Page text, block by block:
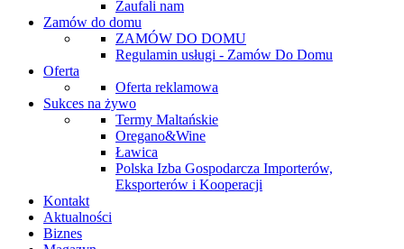
Zaufali nam
Zamów do domu
ZAMÓW DO DOMU
Regulamin usługi - Zamów Do Domu
Oferta
Oferta reklamowa
Sukces na żywo
Termy Maltańskie
Oregano&Wine
Ławica
Polska Izba Gospodarcza Importerów,
Eksporterów i Kooperacji
Kontakt
Aktualności
Biznes